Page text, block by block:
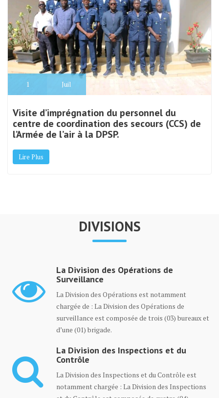
1 Juil
Visite d’imprégnation du personnel du
centre de coordination des secours (CCS) de
l’Armée de l’air à la DPSP.
La Division des Opérations est notamment
chargée de : La Division des Opérations de
surveillance est composée de trois (03) bureaux et
d’une (01) brigade.
La Division des Inspections et du
La Division des Inspections et du Contrôle est
notamment chargée : La Division des Inspections
et du Contrôle est composée de quatre (04)
bureaux et d’une brigade...